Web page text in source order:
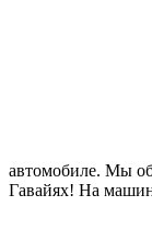
автомобиле. Мы
Гавайях! На